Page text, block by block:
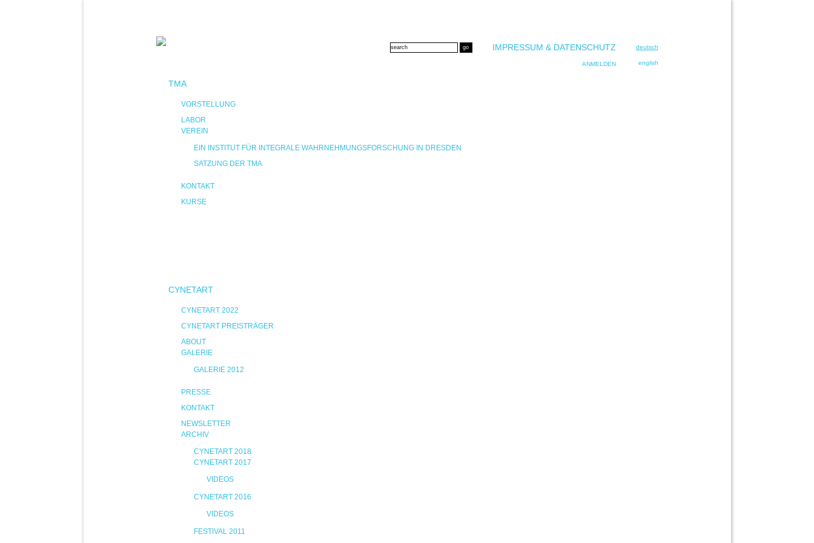
deutsch
english
IMPRESSUM & DATENSCHUTZ
ANMELDEN
TMA
VORSTELLUNG
LABOR
VEREIN
EIN INSTITUT FÜR INTEGRALE WAHRNEHMUNGSFORSCHUNG IN DRESDEN
SATZUNG DER TMA
KONTAKT
KURSE
CYNETART
CYNETART 2022
CYNETART PREISTRÄGER
ABOUT
GALERIE
GALERIE 2012
PRESSE
KONTAKT
NEWSLETTER
ARCHIV
CYNETART 2018
CYNETART 2017
VIDEOS
CYNETART 2016
VIDEOS
FESTIVAL 2011